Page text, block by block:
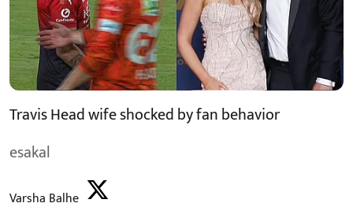
Travis Head wife shocked by fan behavior
esakal
Varsha Balhe